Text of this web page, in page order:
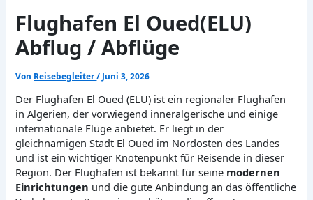
Flughafen El Oued(ELU)
Abflug / Abflüge
Von Reisebegleiter/ Juni 3, 2026
Der Flughafen El Oued (ELU) ist ein regionaler Flughafen
in Algerien, der vorwiegend inneralgerische und einige
internationale Flüge anbietet. Er liegt in der
gleichnamigen Stadt El Oued im Nordosten des Landes
und ist ein wichtiger Knotenpunkt für Reisende in dieser
Region. Der Flughafen ist bekannt für seine modernen
Einrichtungen und die gute Anbindung an das öffentliche